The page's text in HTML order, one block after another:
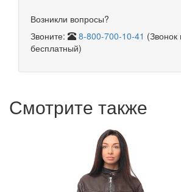
Возникли вопросы?
Звоните:
8-800-700-10-41 (Звонок
бесплатный)
Смотрите также